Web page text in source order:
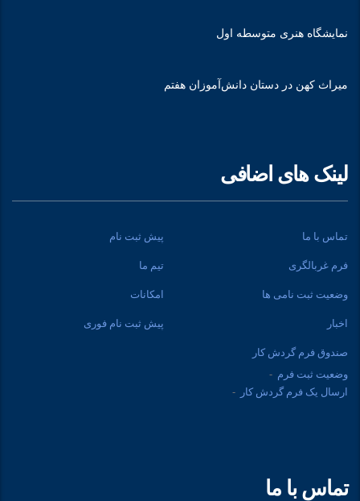
نمایشگاه هنری متوسطه اول
میراث کهن در دستان دانش‌آموزان هفتم
لینک های اضافی
تماس با ما پیش ثبت نام
فرم غربالگری تیم ما
وضعیت ثبت نامی ها امکانات
اخبار پیش ثبت نام فوری
صندوق فرم گردش کار
وضعیت ثبت فرم
ارسال یک فرم گردش کار
تماس با ما